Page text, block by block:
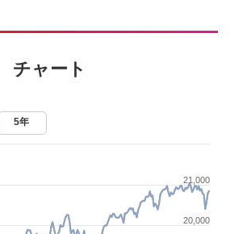
チャート
5年
20,000
21,000